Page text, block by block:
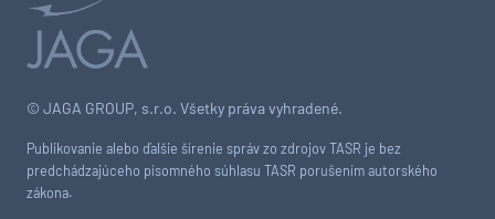
© JAGA GROUP, s.r.o. Všetky práva vyhradené.
Publikovanie alebo ďalšie šírenie správ zo zdrojov TASR je bez
predchádzajúceho písomného súhlasu TASR porušením autorského
zákona.